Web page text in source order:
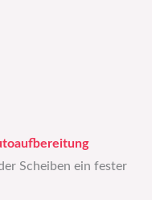
Scheiben ein fester